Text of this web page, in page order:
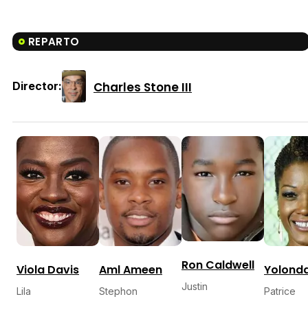
REPARTO
Director: Charles Stone III
Viola Davis
Lila
Aml Ameen
Stephon
Ron Caldwell
Justin Patrice